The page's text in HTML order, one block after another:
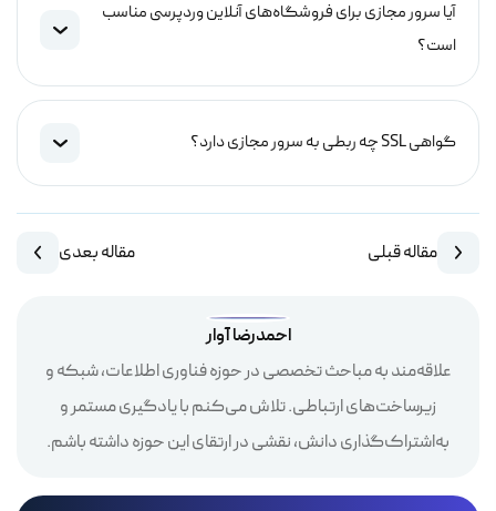
آیا سرور مجازی برای فروشگاه‌های آنلاین وردپرسی مناسب
است؟
گواهی SSL چه ربطی به سرور مجازی دارد؟
مقاله قبلی مقاله بعدی
احمدرضا آوار
علاقه‌مند به مباحث تخصصی در حوزه فناوری اطلاعات، شبکه و
زیرساخت‌های ارتباطی. تلاش می‌کنم با یادگیری مستمر و
به‌اشتراک‌گذاری دانش، نقشی در ارتقای این حوزه داشته باشم.